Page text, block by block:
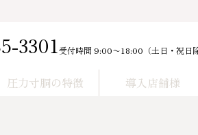
3301受付時間 9:00〜18:00（土日・祝日除
圧力寸胴の特徴 導入店舗様